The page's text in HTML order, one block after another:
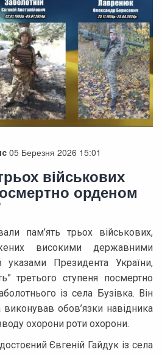
05 Березня 2026 15:01
військових
орденом
пам’ять трьох військових,
високими державними
указами Президента України,
третього ступеня посмертно
із села Бузівка. Він
обов’язки навідника
охорони роти охорони.
Євгеній Гайдук із села